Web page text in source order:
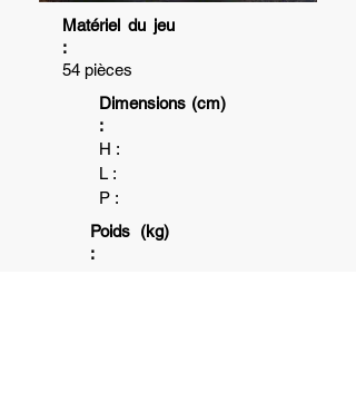
Matériel du jeu
:
54 pièces
Dimensions (cm)
:
H :
L :
P :
Poids (kg)
: